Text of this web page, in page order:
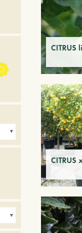
CITRUS
CITRUS